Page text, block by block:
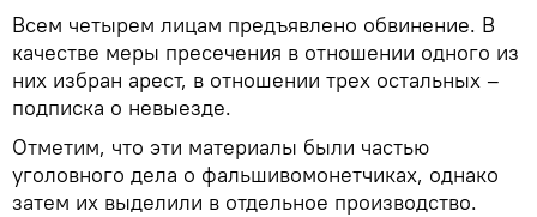
Всем четырем лицам предъявлено обвинение. В
качестве меры пресечения в отношении одного из
них избран арест, в отношении трех остальных –
подписка о невыезде.
Отметим, что эти материалы были частью
уголовного дела о фальшивомонетчиках, однако
затем их выделили в отдельное производство.